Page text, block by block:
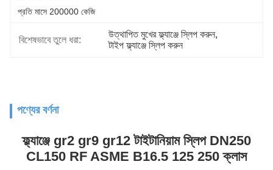
প্রতি মাসে 200000 কেজি
বিশেষভাবে তুলে ধরা:
উত্থাপিত মুখের ফ্ল্যাঞ্জে স্লিপ করুন,
টাইপ ফ্ল্যাঞ্জে স্লিপ করুন
পণ্যের বর্ণনা
ফ্ল্যাঞ্জে gr2 gr9 gr12 টাইটানিয়াম স্লিপ DN250
CL150 RF ASME B16.5 125 250 ক্লাস